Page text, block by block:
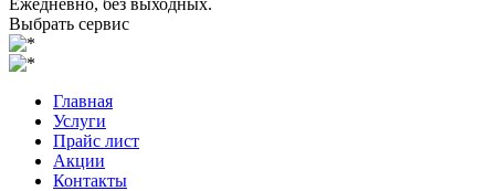
Ежедневно, без выходных.
Выбрать сервис
Главная
Услуги
Прайс лист
Акции
Контакты